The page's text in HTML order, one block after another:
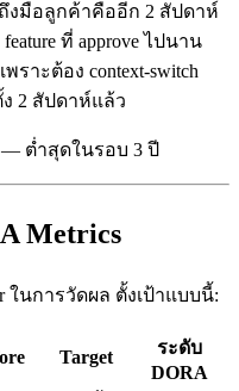
ถึงมือลูกค้าคืออีก 2 สัปดาห์
ที่ approve ไปนาน
าะต้อง context-switch
ง 2 สัปดาห์แล้ว
— ต่ำสุดในรอบ 3 ปี
Metrics
ในการวัดผล ตั้งเป้าแบบนี้:
Target
ระดับ
DORA